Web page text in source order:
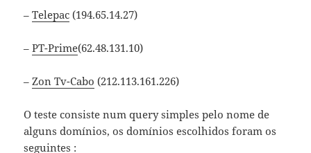
–Telepac (194.65.14.27)
–PT-Prime(62.48.131.10)
–Zon Tv-Cabo (212.113.161.226)
O teste consiste num query simples pelo nome de
alguns domínios, os domínios escolhidos foram os
seguintes :